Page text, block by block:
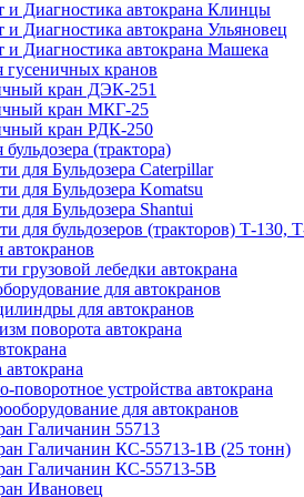
и Диагностика автокрана Клинцы
и Диагностика автокрана Ульяновец
и Диагностика автокрана Машека
гусеничных кранов
кран ДЭК-251
кран МКГ-25
кран РДК-250
бульдозера (трактора)
для Бульдозера Caterpillar
для Бульдозера Komatsu
для Бульдозера Shantui
для бульдозеров (тракторов) Т-
автокранов
грузовой лебедки автокрана
для автокранов
для автокранов
поворота автокрана
автокрана
поворотное устройства автокрана
для автокранов
Галичанин 55713
Галичанин КС-55713-1В (25 тонн)
Галичанин КС-55713-5В
Ивановец